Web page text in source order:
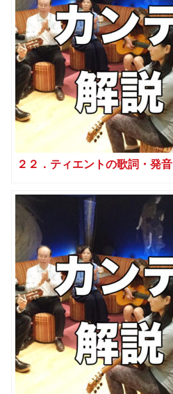
２２．ティエントの歌詞・発音